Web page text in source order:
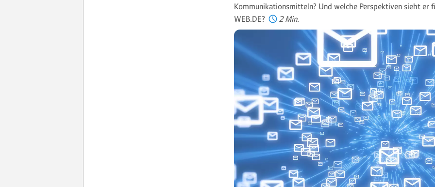
Kommunikationsmitteln? Und welche Perspektiven sieht er
WEB.DE?
2 Min.